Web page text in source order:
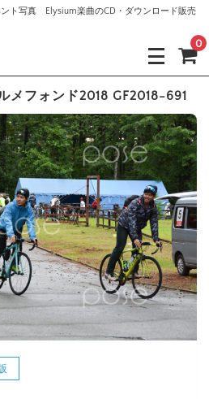
ト写真 Elysium楽曲のCD・ダウンロード販売
0
メフォンド2018 GF2018-691